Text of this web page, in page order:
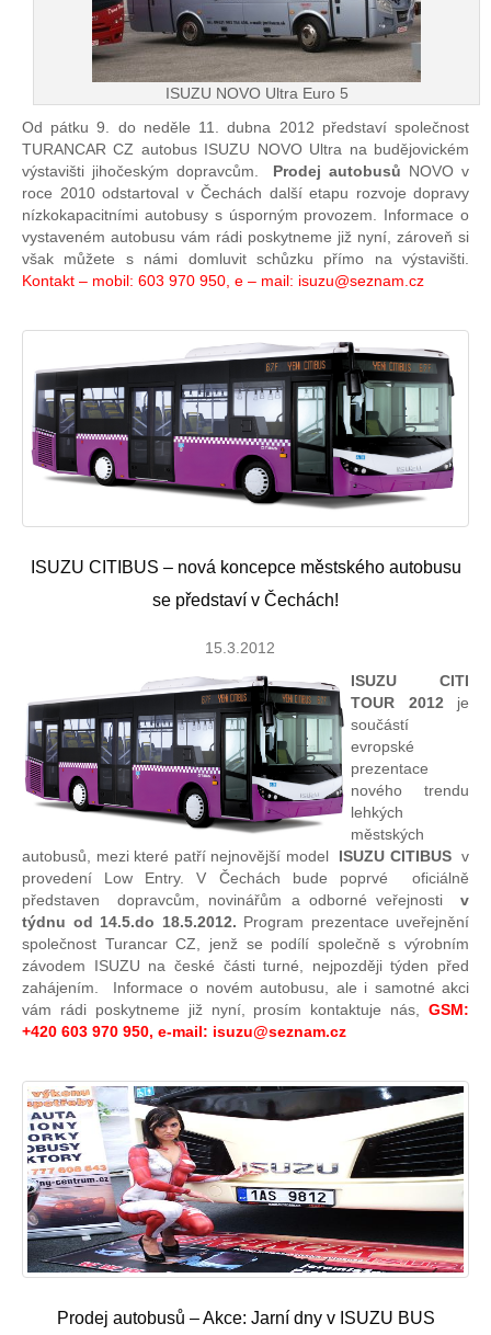
ISUZU NOVO Ultra Euro 5
Od pátku 9. do neděle 11. dubna 2012 představí společnost
TURANCAR CZ autobus ISUZU NOVO Ultra na budějovickém
výstavišti jihočeským dopravcům.
Prodej autobusů NOVO v
roce 2010 odstartoval v Čechách další etapu rozvoje dopravy
nízkokapacitními autobusy s úsporným provozem. Informace o
vystaveném autobusu vám rádi poskytneme již nyní, zároveň si
však můžete s námi domluvit schůzku přímo na výstavišti.
Kontakt – mobil: 603 970 950, e – mail: isuzu@seznam.cz
ISUZU CITIBUS – nová koncepce městského autobusu
se představí v Čechách!
15.3.2012
ISUZU CITI
TOUR 2012je
součástí
evropské
prezentace
nového trendu
lehkých
městských
autobusů, mezi které patří nejnovější model ISUZU CITIBUSv
provedení Low Entry. V Čechách bude poprvé oficiálně
představen dopravcům, novinářům a odborné veřejnosti v
týdnu od 14.5.do 18.5.2012. Program prezentace uveřejnění
společnost Turancar CZ, jenž se podílí společně s výrobním
závodem ISUZU na české části turné, nejpozději týden před
zahájením. Informace o novém autobusu, ale i samotné akci
vám rádi poskytneme již nyní, prosím kontaktuje nás, GSM:
+420 603 970 950, e-mail: isuzu@seznam.cz
Prodej autobusů – Akce: Jarní dny v ISUZU BUS